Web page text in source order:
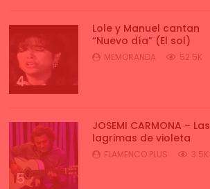
4
Lole y Manuel cantan
“Nuevo día” (El sol)
MEMORANDA 52.5K
5
JOSEMI CARMONA – Las
lagrimas de violeta
FLAMENCO PLUS 3.5K